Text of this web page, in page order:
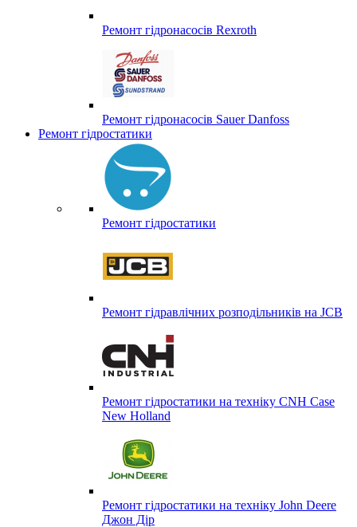
Ремонт гідронасосів Rexroth
Ремонт гідронасосів Sauer Danfoss
Ремонт гідростатики
Ремонт гідростатики
Ремонт гідравлічних розподільників на JCB
Ремонт гідростатики на техніку CNH Case
New Holland
Ремонт гідростатики на техніку John Deere
Джон Дір